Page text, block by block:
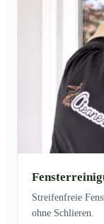
Streifenfreie
ohne Schlieren.